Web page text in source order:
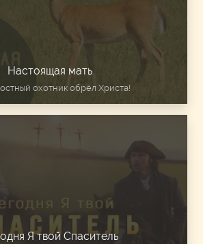
Настоящая мать
охотник обрёл Христа!
Я твой Спаситель